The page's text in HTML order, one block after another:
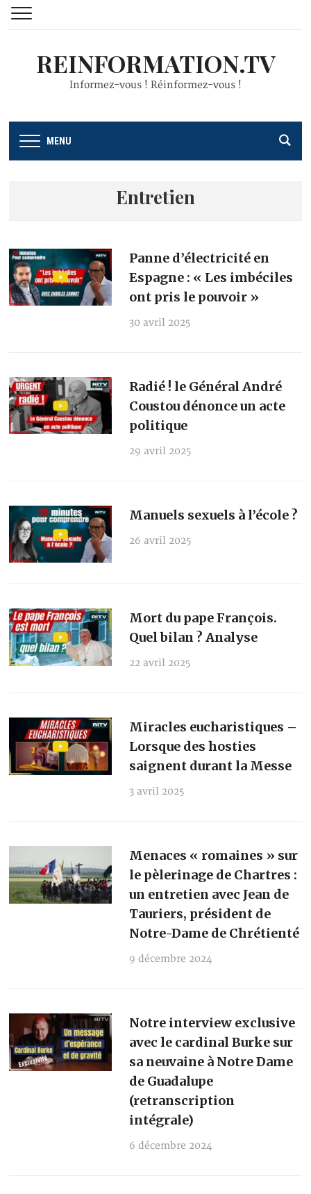
REINFORMATION.TV
Informez-vous ! Réinformez-vous !
MENU
Entretien
Panne d’électricité en
Espagne : « Les imbéciles
ont pris le pouvoir »
30 avril 2025
Radié ! le Général André
Coustou dénonce un acte
politique
29 avril 2025
Manuels sexuels à l’école ?
26 avril 2025
Mort du pape François.
Quel bilan ? Analyse
22 avril 2025
Miracles eucharistiques –
Lorsque des hosties
saignent durant la Messe
3 avril 2025
Menaces « romaines » sur
le pèlerinage de Chartres :
un entretien avec Jean de
Tauriers, président de
Notre-Dame de Chrétienté
9 décembre 2024
Notre interview exclusive
avec le cardinal Burke sur
sa neuvaine à Notre Dame
de Guadalupe
(retranscription
intégrale)
6 décembre 2024